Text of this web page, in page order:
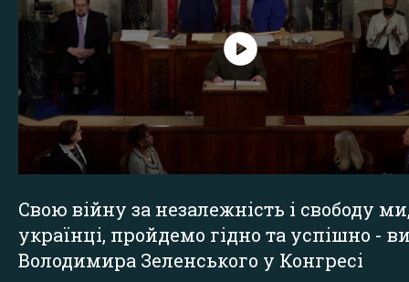
Свою війну за незалежність і свободу
українці, пройдемо гідно та успішно -
Володимира Зеленського у Конгресі